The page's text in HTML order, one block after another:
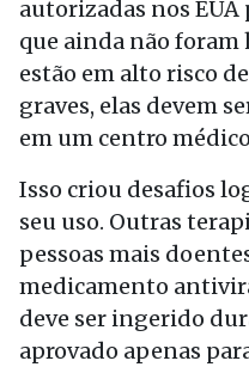
autorizadas nos EUA
que ainda não foram
estão em alto risco
graves, elas devem
em um centro
Isso criou desafios
seu uso. Outras
pessoas mais
medicamento
deve ser ingerido
aprovado apenas